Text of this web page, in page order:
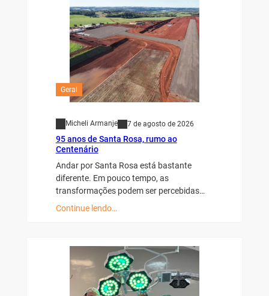
Geral
Micheli Armanje 7 de agosto de 2026
95 anos de Santa Rosa, rumo ao
Centenário
Andar por Santa Rosa está bastante
diferente. Em pouco tempo, as
transformações podem ser percebidas…
Continue lendo…